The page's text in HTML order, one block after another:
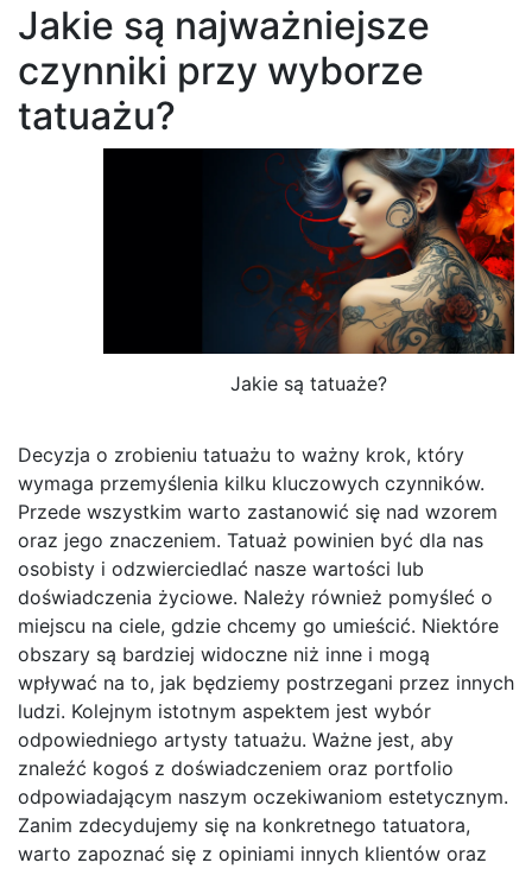
Jakie są najważniejsze
czynniki przy wyborze
tatuażu?
Jakie są tatuaże?
Decyzja o zrobieniu tatuażu to ważny krok, który
wymaga przemyślenia kilku kluczowych czynników.
Przede wszystkim warto zastanowić się nad wzorem
oraz jego znaczeniem. Tatuaż powinien być dla nas
osobisty i odzwierciedlać nasze wartości lub
doświadczenia życiowe. Należy również pomyśleć o
miejscu na ciele, gdzie chcemy go umieścić. Niektóre
obszary są bardziej widoczne niż inne i mogą
wpływać na to, jak będziemy postrzegani przez innych
ludzi. Kolejnym istotnym aspektem jest wybór
odpowiedniego artysty tatuażu. Ważne jest, aby
znaleźć kogoś z doświadczeniem oraz portfolio
odpowiadającym naszym oczekiwaniom estetycznym.
Zanim zdecydujemy się na konkretnego tatuatora,
warto zapoznać się z opiniami innych klientów oraz